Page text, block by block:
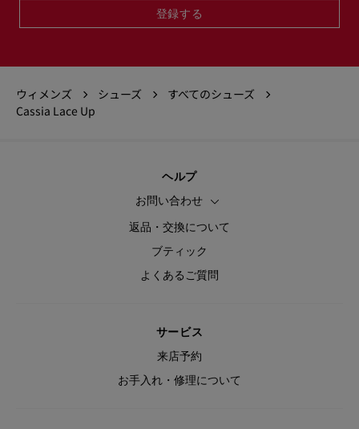
登録する
ウィメンズ シューズ
すべてのシューズ
Cassia Lace Up
ヘルプ
お問い合わせ
返品・交換について
ブティック
よくあるご質問
サービス
来店予約
お手入れ・修理について